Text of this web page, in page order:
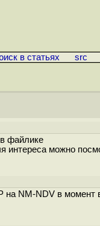
в статьях src
файлике
интереса можно
на NM-NDV в